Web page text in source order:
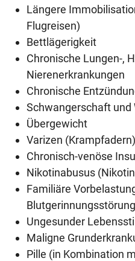
Längere
Flugreisen)
Bettlägerigkeit
Chronische Lungen-,
Nierenerkrankungen
Chronische
Schwangerschaft und
Übergewicht
Varizen (Krampfadern)
Chronisch-venöse
Nikotinabusus
Familiäre
Ungesunder
Maligne
Pille (in Kombination